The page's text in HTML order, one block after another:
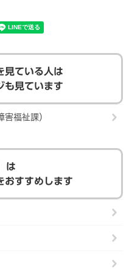
見ている人は
も見ています
福祉課）
は
おすすめします